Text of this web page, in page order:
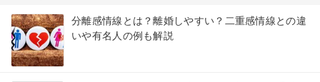
分離感情線とは？離婚しやすい？二重感情線との違
いや有名人の例も解説